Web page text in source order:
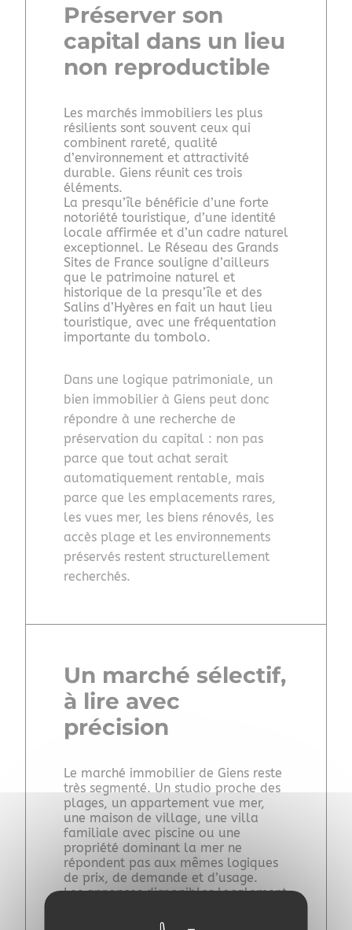
Préserver son
capital dans un lieu
non reproductible
Les marchés immobiliers les plus
résilients sont souvent ceux qui
combinent rareté, qualité
d’environnement et attractivité
durable. Giens réunit ces trois
éléments.
La presqu’île bénéficie d’une forte
notoriété touristique, d’une identité
locale affirmée et d’un cadre naturel
exceptionnel. Le Réseau des Grands
Sites de France souligne d’ailleurs
que le patrimoine naturel et
historique de la presqu’île et des
Salins d’Hyères en fait un haut lieu
touristique, avec une fréquentation
importante du tombolo.
Dans une logique patrimoniale, un
bien immobilier à Giens peut donc
répondre à une recherche de
préservation du capital : non pas
parce que tout achat serait
automatiquement rentable, mais
parce que les emplacements rares,
les vues mer, les biens rénovés, les
accès plage et les environnements
préservés restent structurellement
recherchés.
Un marché sélectif,
à lire avec
précision
Le marché immobilier de Giens reste
très segmenté. Un studio proche des
plages, un appartement vue mer,
une maison de village, une villa
familiale avec piscine ou une
propriété dominant la mer ne
répondent pas aux mêmes logiques
de prix, de demande et d’usage.
Les annonces disponibles localement
appartements sur la presqu’île, biens